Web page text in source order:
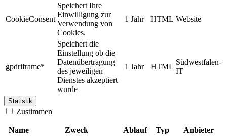
CookieConsent
Speichert Ihre
Einwilligung zur
Verwendung von
Cookies.
1 Jahr HTML Website
gpdriframe*
Speichert die
Einstellung ob die
Datenübertragung
des jeweiligen
Dienstes akzeptiert
wurde
1 Jahr HTML
Südwestfalen-
IT
Statistik
Zustimmen
Name Zweck Ablauf Typ Anbieter